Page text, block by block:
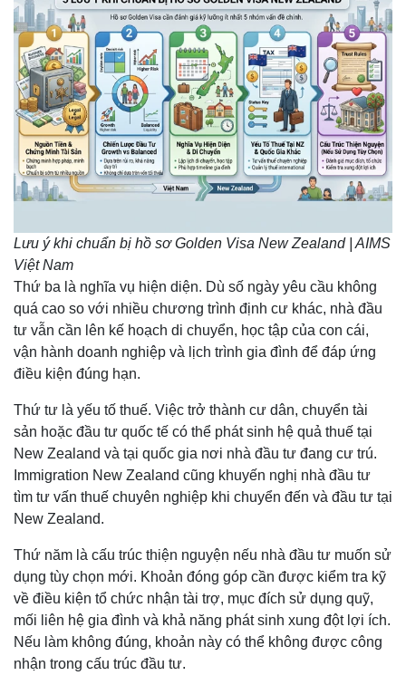
Lưu ý khi chuẩn bị hồ sơ Golden Visa New Zealand | AIMS
Việt Nam
Thứ ba là nghĩa vụ hiện diện. Dù số ngày yêu cầu không
quá cao so với nhiều chương trình định cư khác, nhà đầu
tư vẫn cần lên kế hoạch di chuyển, học tập của con cái,
vận hành doanh nghiệp và lịch trình gia đình để đáp ứng
điều kiện đúng hạn.
Thứ tư là yếu tố thuế. Việc trở thành cư dân, chuyển tài
sản hoặc đầu tư quốc tế có thể phát sinh hệ quả thuế tại
New Zealand và tại quốc gia nơi nhà đầu tư đang cư trú.
Immigration New Zealand cũng khuyến nghị nhà đầu tư
tìm tư vấn thuế chuyên nghiệp khi chuyển đến và đầu tư tại
New Zealand.
Thứ năm là cấu trúc thiện nguyện nếu nhà đầu tư muốn sử
dụng tùy chọn mới. Khoản đóng góp cần được kiểm tra kỹ
về điều kiện tổ chức nhận tài trợ, mục đích sử dụng quỹ,
mối liên hệ gia đình và khả năng phát sinh xung đột lợi ích.
Nếu làm không đúng, khoản này có thể không được công
nhận trong cấu trúc đầu tư.